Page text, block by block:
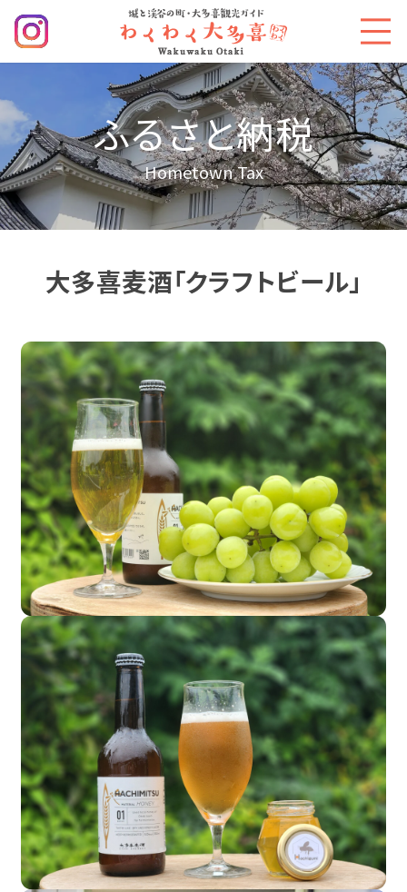
ふるさと納税
Hometown Tax
大多喜麦酒「クラフトビール」